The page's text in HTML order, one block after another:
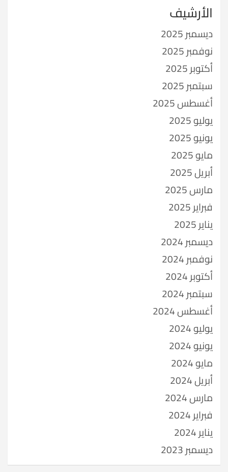
الأرشيف
ديسمبر 2025
نوفمبر 2025
أكتوبر 2025
سبتمبر 2025
أغسطس 2025
يوليو 2025
يونيو 2025
مايو 2025
أبريل 2025
مارس 2025
فبراير 2025
يناير 2025
ديسمبر 2024
نوفمبر 2024
أكتوبر 2024
سبتمبر 2024
أغسطس 2024
يوليو 2024
يونيو 2024
مايو 2024
أبريل 2024
مارس 2024
فبراير 2024
يناير 2024
ديسمبر 2023